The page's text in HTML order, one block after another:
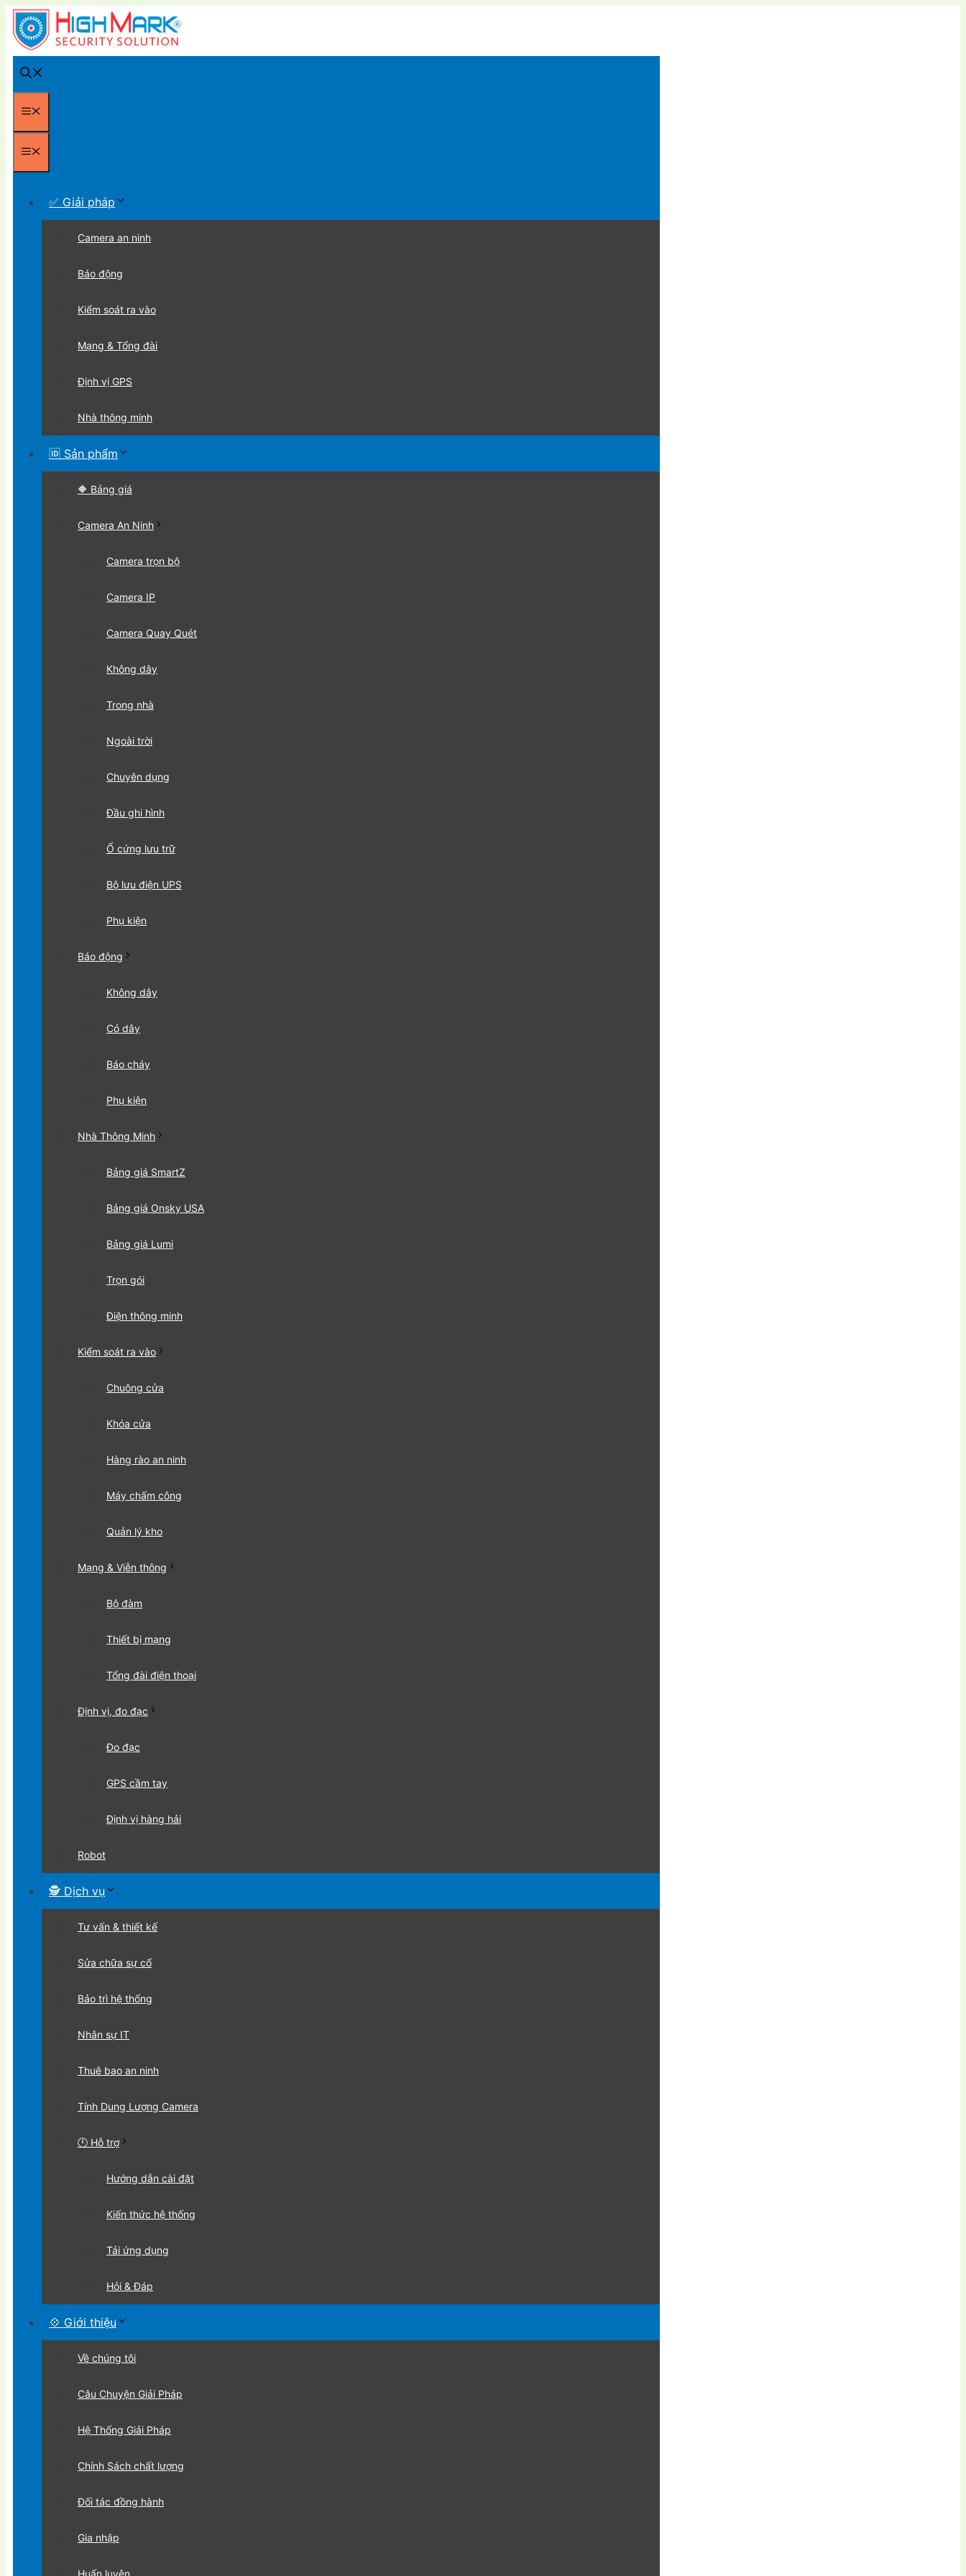
Chuyển
đến
nội
dung
Menu
Menu
✅ Giải pháp
Camera an ninh
Báo động
Kiểm soát ra vào
Mạng & Tổng đài
Định vị GPS
Nhà thông minh
🆔 Sản phẩm
🔶 Bảng giá
Camera An Ninh
Camera trọn bộ
Camera IP
Camera Quay Quét
Không dây
Trong nhà
Ngoài trời
Chuyên dụng
Đầu ghi hình
Ổ cứng lưu trữ
Bộ lưu điện UPS
Phụ kiện
Báo động
Không dây
Có dây
Báo cháy
Phụ kiện
Nhà Thông Minh
Bảng giá SmartZ
Bảng giá Onsky USA
Bảng giá Lumi
Trọn gói
Điện thông minh
Kiểm soát ra vào
Chuông cửa
Khóa cửa
Hàng rào an ninh
Máy chấm công
Quản lý kho
Mạng & Viễn thông
Bộ đàm
Thiết bị mạng
Tổng đài điện thoại
Định vị, đo đạc
Đo đạc
GPS cầm tay
Định vị hàng hải
Robot
🕵 Dịch vụ
Tư vấn & thiết kế
Sửa chữa sự cố
Bảo trì hệ thống
Nhân sự IT
Thuê bao an ninh
Tính Dung Lượng Camera
🕛 Hỗ trợ
Hướng dẫn cài đặt
Kiến thức hệ thống
Tải ứng dụng
Hỏi & Đáp
💠 Giới thiệu
Về chúng tôi
Câu Chuyện Giải Pháp
Hệ Thống Giải Pháp
Chính Sách chất lượng
Đối tác đồng hành
Gia nhập
Huấn luyện